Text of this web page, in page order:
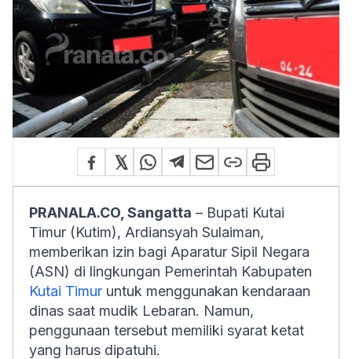
PRANALA.CO, Sangatta – Bupati Kutai
Timur (Kutim), Ardiansyah Sulaiman,
memberikan izin bagi Aparatur Sipil Negara
(ASN) di lingkungan Pemerintah Kabupaten
Kutai Timur untuk menggunakan kendaraan
dinas saat mudik Lebaran. Namun,
penggunaan tersebut memiliki syarat ketat
yang harus dipatuhi.